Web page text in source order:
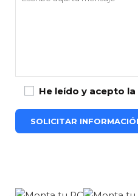
He leído y acepto la